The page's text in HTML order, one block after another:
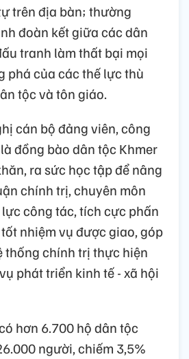
trên địa bàn; thường
đoàn kết giữa các dân
tranh làm thất bại mọi
phá của các thế lực thù
tộc và tôn giáo.
cán bộ đảng viên, công
đồng bào dân tộc Khmer
ra sức học tập để nâng
chính trị, chuyên môn
công tác, tích cực phấn
nhiệm vụ được giao, góp
thống chính trị thực hiện
phát triển kinh tế - xã hội
hơn 6.700 hộ dân tộc
người, chiếm 3,5%